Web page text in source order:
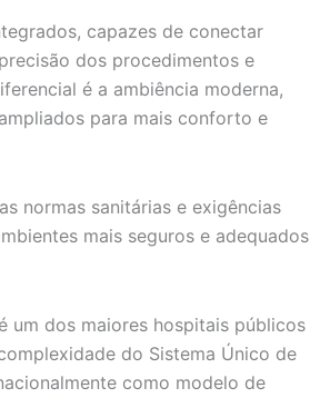
capazes de conectar
dos procedimentos e
é a ambiência moderna,
para mais conforto e
normas sanitárias e exigências
mais seguros e adequados
um dos maiores hospitais públicos
do Sistema Único de
como modelo de